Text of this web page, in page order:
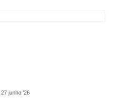
junho ’26